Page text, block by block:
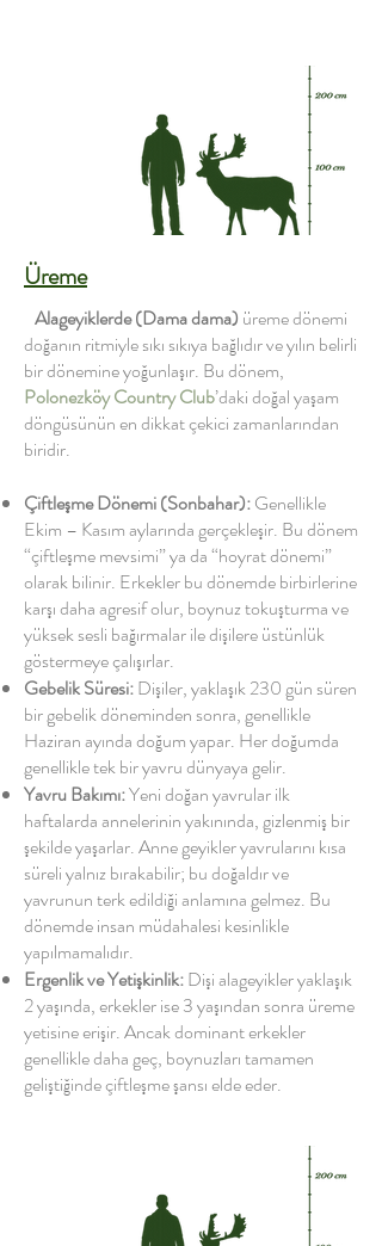
Üreme
Alageyiklerde(Dama dama) üreme dönemi
doğanın ritmiyle sıkı sıkıya bağlıdır ve yılın belirli
bir dönemine yoğunlaşır. Bu dönem,
Polonezköy Country Club’daki doğal yaşam
döngüsünün en dikkat çekici zamanlarından
biridir.
Çiftleşme Dönemi (Sonbahar):Genellikle
Ekim – Kasım aylarında gerçekleşir. Bu dönem
“çiftleşme mevsimi” ya da “hoyrat dönemi”
olarak bilinir. Erkekler bu dönemde birbirlerine
karşı daha agresif olur, boynuz tokuşturma ve
yüksek sesli bağırmalar ile dişilere üstünlük
göstermeye çalışırlar.
Gebelik Süresi:Dişiler, yaklaşık 230 gün süren
bir gebelik döneminden sonra, genellikle
Haziran ayında doğum yapar. Her doğumda
genellikle tek bir yavru dünyaya gelir.
Yavru Bakımı:Yeni doğan yavrular ilk
haftalarda annelerinin yakınında, gizlenmiş bir
şekilde yaşarlar. Anne geyikler yavrularını kısa
süreli yalnız bırakabilir; bu doğaldır ve
yavrunun terk edildiği anlamına gelmez. Bu
dönemde insan müdahalesi kesinlikle
yapılmamalıdır.
Ergenlik ve Yetişkinlik:Dişi alageyikler yaklaşık
2 yaşında, erkekler ise 3 yaşından sonra üreme
yetisine erişir. Ancak dominant erkekler
genellikle daha geç, boynuzları tamamen
geliştiğinde çiftleşme şansı elde eder.